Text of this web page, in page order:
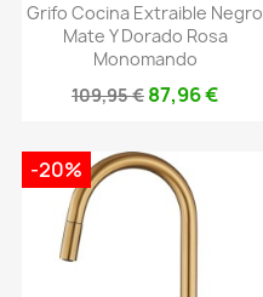
Grifo Cocina Extraible Negro
Mate Y Dorado Rosa
Monomando
109,95 € 87,96 €
-20%